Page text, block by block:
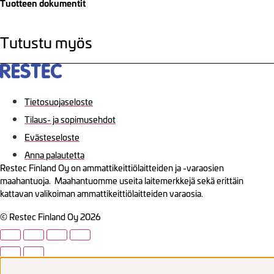
Tuotteen dokumentit
Tutustu myös
Tietosuojaseloste
Tilaus- ja sopimusehdot
Evästeseloste
Anna palautetta
Restec Finland Oy on ammattikeittiölaitteiden ja -varaosien
maahantuoja. Maahantuomme useita laitemerkkejä sekä erittäin
kattavan valikoiman ammattikeittiölaitteiden varaosia.
© Restec Finland Oy 2026